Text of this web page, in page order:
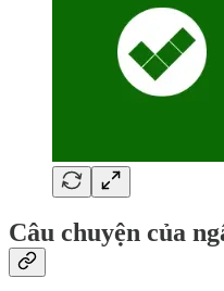
Câu chuyện của